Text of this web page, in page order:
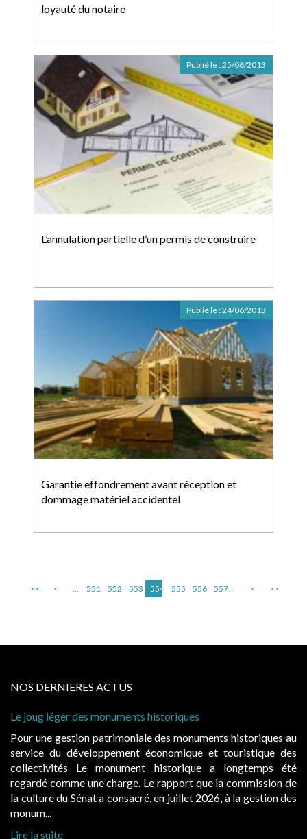
loyauté du notaire
L’annulation partielle d’un permis de construire
Publié le :25/06/2013
Garantie effondrement avant réception et
dommage matériel accidentel
Publié le :24/06/2013
<< < ... 551 552 553 554 555 556 557... > >>
NOS DERNIERES ACTUS
historiques au
et touristique des
a longtemps été
que la commission de
2026, à la gestion des
Cabines de plage : le juge admet des
Evocatrices des bains de mer, les
également un beau sujet domanial.
public, elles donnent lieu au
d’occupation. Saisies par des